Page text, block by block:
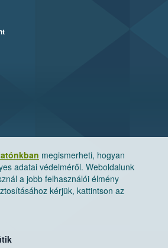
megismerheti, hogyan
adatai védelméről. Weboldalunk
a jobb felhasználói élmény
kérjük, kattintson az